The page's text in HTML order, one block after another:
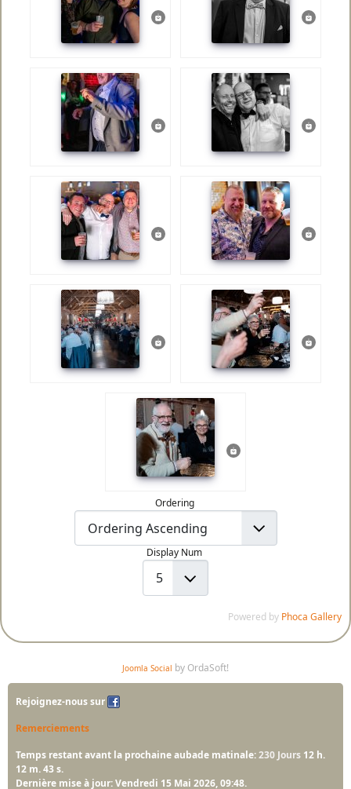
Ordering
Display Num
Powered by Phoca Gallery
Joomla Social by OrdaSoft!
Rejoignez-nous sur
Remerciements
Temps restant avant la prochaine aubade matinale:230 Jours 12 h.
12 m. 41 s.
Dernière mise à jour: Vendredi 15 Mai 2026, 09:48.